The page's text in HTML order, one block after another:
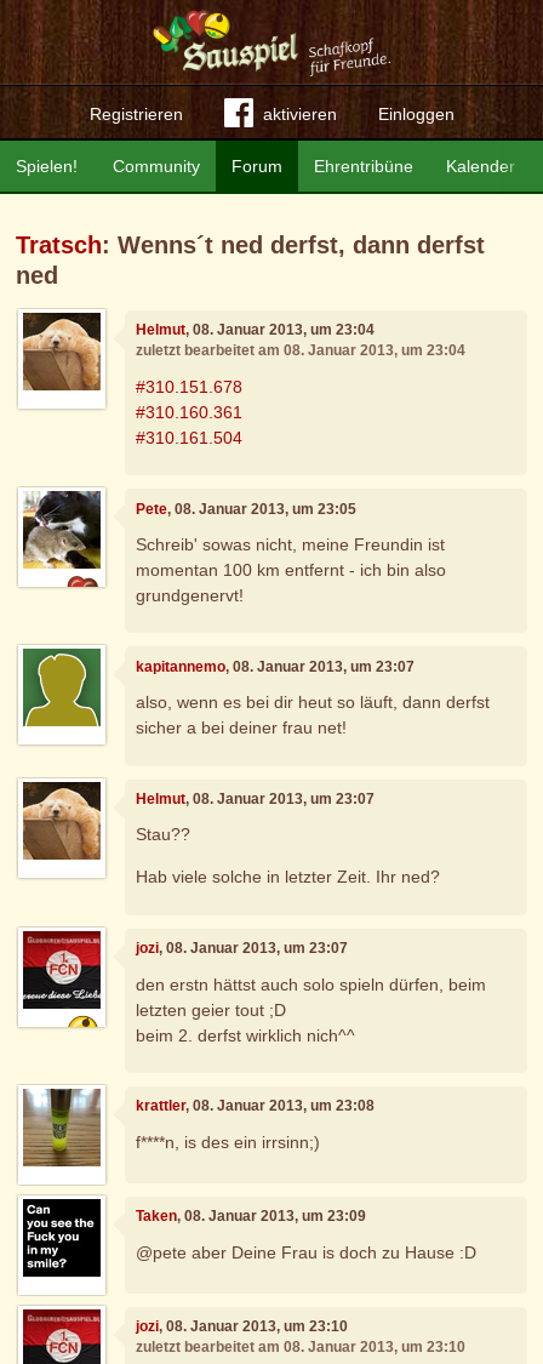
Registrieren aktivieren Einloggen
Community Forum Ehrentribüne Kalender
Spielen!
Tratsch: Wenns´t ned derfst, dann derfst
ned
Helmut, 08. Januar 2013, um 23:04
zuletzt bearbeitet am 08. Januar 2013, um 23:04
#310.151.678
#310.160.361
#310.161.504
Pete, 08. Januar 2013, um 23:05
Schreib' sowas nicht, meine Freundin ist
momentan 100 km entfernt - ich bin also
grundgenervt!
kapitannemo, 08. Januar 2013, um 23:07
also, wenn es bei dir heut so läuft, dann derfst
sicher a bei deiner frau net!
Helmut, 08. Januar 2013, um 23:07
Stau??
Hab viele solche in letzter Zeit. Ihr ned?
jozi, 08. Januar 2013, um 23:07
den erstn hättst auch solo spieln dürfen, beim
letzten geier tout ;D
beim 2. derfst wirklich nich^^
krattler, 08. Januar 2013, um 23:08
f****n, is des ein irrsinn;)
Taken, 08. Januar 2013, um 23:09
@pete aber Deine Frau is doch zu Hause :D
jozi, 08. Januar 2013, um 23:10
zuletzt bearbeitet am 08. Januar 2013, um 23:10